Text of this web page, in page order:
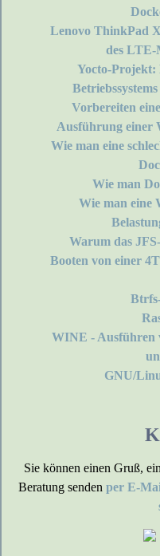
Lenovo ThinkPad
des LTE-
Yocto-Projekt:
Vorbereiten
Ausführung einer
Wie man eine
Wie man
Wie man eine
Warum das
Booten von einer
WINE - Ausführen
GNU/
Sie können einen Gruß,
Beratung senden per E-